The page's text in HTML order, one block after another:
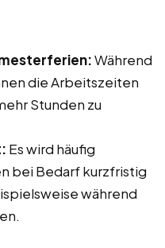
Während
die Arbeitszeiten
Stunden zu
Es wird häufig
bei Bedarf kurzfristig
während